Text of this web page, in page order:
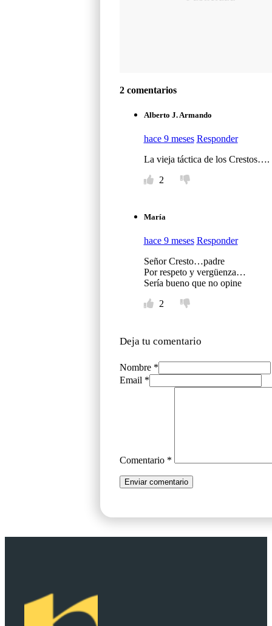
2 comentarios
Alberto J. Armando
hace 9 meses Responder
La vieja táctica de los Crestos….
2
María
hace 9 meses Responder
Señor Cresto…padre
Por respeto y vergüenza…
Sería bueno que no opine
2
Deja tu comentario
Nombre *
Email *
Comentario *